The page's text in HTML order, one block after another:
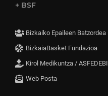
+ BSF
Bizkaiko Epaileen Batzordea
BizkaiaBasket Fundazioa
Kirol Medikuntza / ASFEDEBI
Web Posta